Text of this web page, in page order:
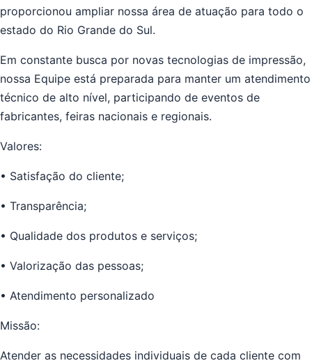
proporcionou ampliar nossa área de atuação para todo o
estado do Rio Grande do Sul.
Em constante busca por novas tecnologias de impressão,
nossa Equipe está preparada para manter um atendimento
técnico de alto nível, participando de eventos de
fabricantes, feiras nacionais e regionais.
Valores:
• Satisfação do cliente;
• Transparência;
• Qualidade dos produtos e serviços;
• Valorização das pessoas;
• Atendimento personalizado
Missão:
Atender as necessidades individuais de cada cliente com